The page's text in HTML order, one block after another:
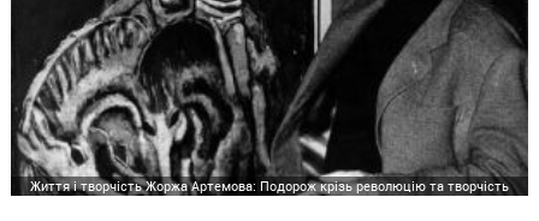
Життя і творчість Жоржа Артемова: Подорож крізь революцію та творчість